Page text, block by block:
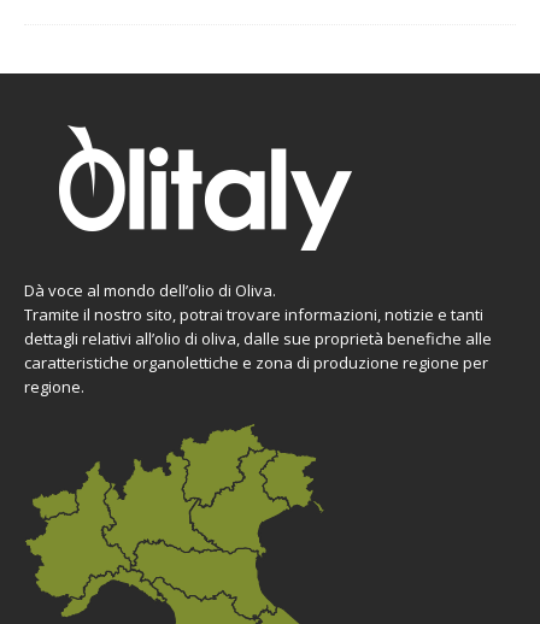
Dà voce al mondo dell’olio di Oliva.
Tramite il nostro sito, potrai trovare informazioni, notizie e tanti
dettagli relativi all’olio di oliva, dalle sue proprietà benefiche alle
caratteristiche organolettiche e zona di produzione regione per
regione.